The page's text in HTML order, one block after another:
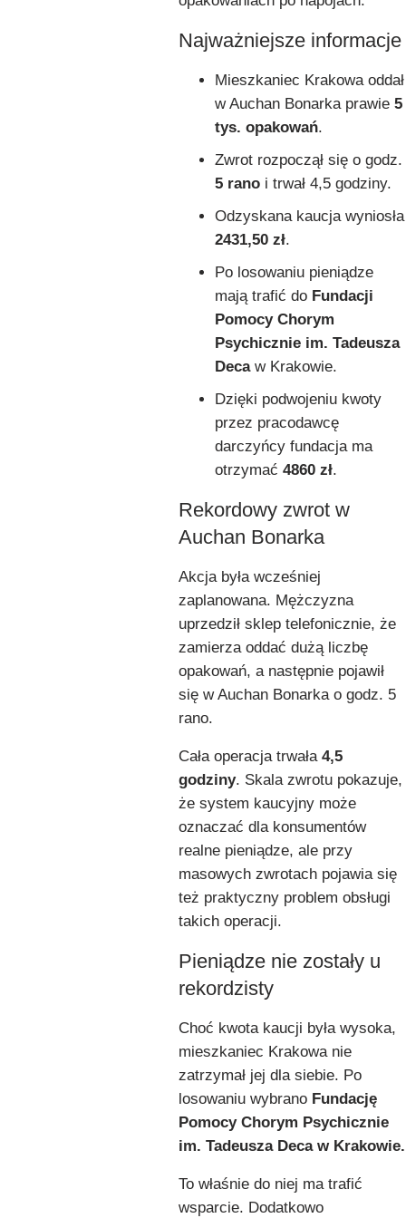
Najważniejsze informacje
Mieszkaniec Krakowa oddał
w Auchan Bonarka prawie 5
tys. opakowań.
Zwrot rozpoczął się o godz.
5 rano i trwał 4,5 godziny.
Odzyskana kaucja wyniosła
2431,50 zł.
Po losowaniu pieniądze
mają trafić do Fundacji
Pomocy Chorym
Psychicznie im. Tadeusza
Decaw Krakowie.
Dzięki podwojeniu kwoty
przez pracodawcę
darczyńcy fundacja ma
otrzymać 4860 zł.
Rekordowy zwrot w
Auchan Bonarka
Akcja była wcześniej
zaplanowana. Mężczyzna
uprzedził sklep telefonicznie, że
zamierza oddać dużą liczbę
opakowań, a następnie pojawił
się w Auchan Bonarka o godz. 5
rano.
Cała operacja trwała 4,5
godziny. Skala zwrotu pokazuje,
że system kaucyjny może
oznaczać dla konsumentów
realne pieniądze, ale przy
masowych zwrotach pojawia się
też praktyczny problem obsługi
takich operacji.
Pieniądze nie zostały u
rekordzisty
Choć kwota kaucji była wysoka,
mieszkaniec Krakowa nie
zatrzymał jej dla siebie. Po
losowaniu wybrano Fundację
Pomocy Chorym Psychicznie
im. Tadeusza Deca w Krakowie.
To właśnie do niej ma trafić
wsparcie. Dodatkowo